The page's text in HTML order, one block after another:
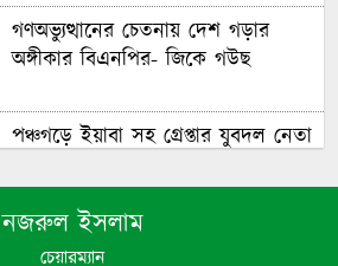
গণঅভ্যুত্থানের চেতনায় দেশ গড়ার
অঙ্গীকার বিএনপির- জিকে গউছ
পঞ্চগড়ে ইয়াবা সহ গ্রেপ্তার যুবদল নেতা
পঞ্চগড়ে এক শিক্ষককে গাছে বেঁধে
মধ্যযুগীয় কায়দায় নির্যাতন, থানায়
নজরুল ইসলাম
চেয়ারম্যান